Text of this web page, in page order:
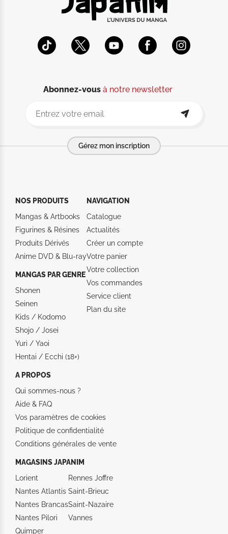
Abonnez-vousà notre newsletter
Gérez mon inscription
NOS PRODUITS
Mangas & Artbooks
Figurines & Résines
Produits Dérivés
Anime DVD & Blu‑ray
MANGAS PAR GENRE
Shonen
Seinen
Kids / Kodomo
Shojo / Josei
Yuri / Yaoi
Hentai / Ecchi (18+)
NAVIGATION
Catalogue
Actualités
Créer un compte
Votre panier
Votre collection
Vos commandes
Service client
Plan du site
A PROPOS
Qui sommes-nous ?
Aide & FAQ
Vos paramètres de cookies
Politique de confidentialité
Conditions générales de vente
MAGASINS JAPANIM
Lorient
Nantes Atlantis
Nantes Brancas
Nantes Pilori
Quimper
Rennes Joffre
Saint-Brieuc
Saint-Nazaire
Vannes